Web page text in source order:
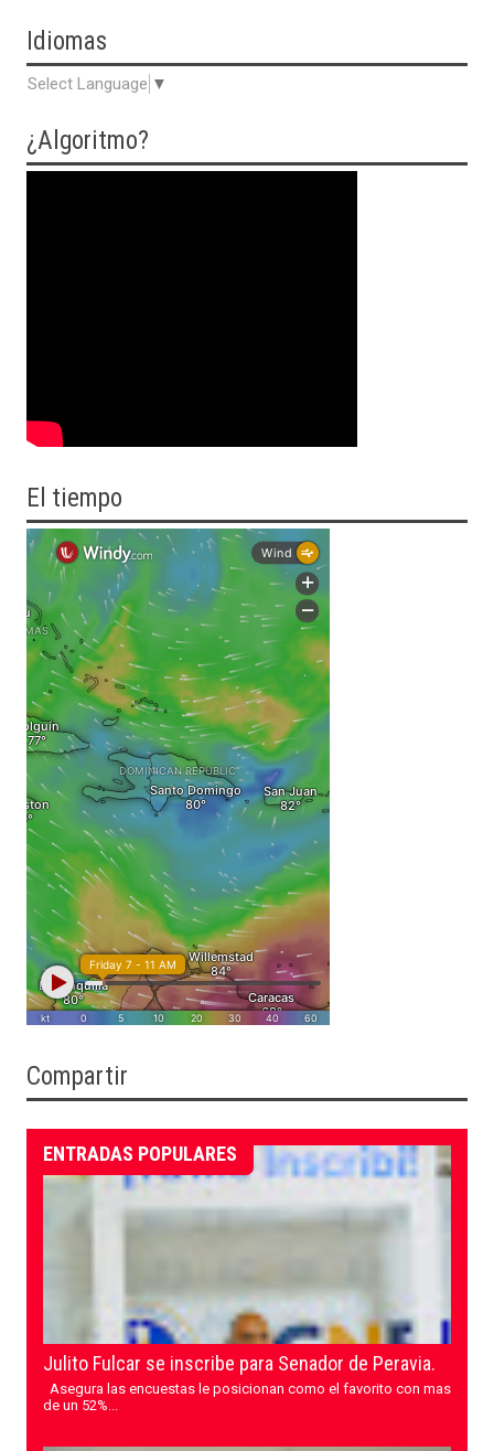
Idiomas
Select Language ▼
¿Algoritmo?
El tiempo
Compartir
ENTRADAS POPULARES
Julito Fulcar se inscribe para Senador de Peravia.
Asegura las encuestas le posicionan como el favorito con mas
de un 52%...